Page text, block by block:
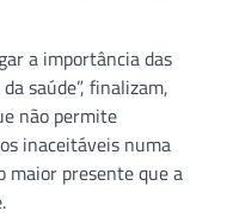
a importância das
saúde”, finalizam,
não permite
inaceitáveis numa
maior presente que a